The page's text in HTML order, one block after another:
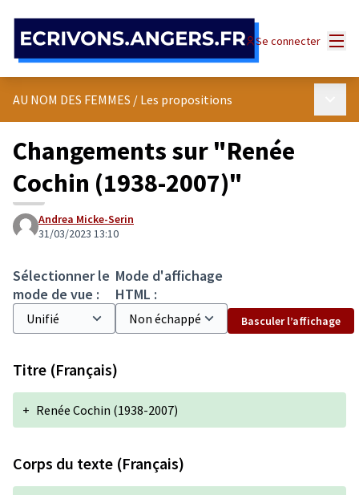
Se connecter
AU NOM DES FEMMES / Les propositions
Changements sur "Renée
Cochin (1938-2007)"
Andrea Micke-Serin
31/03/2023 13:10
Sélectionner le
mode de vue :
Mode d'affichage
HTML :
Basculer l’affichage
Titre (Français)
+ Renée Cochin (1938-2007)
Corps du texte (Français)